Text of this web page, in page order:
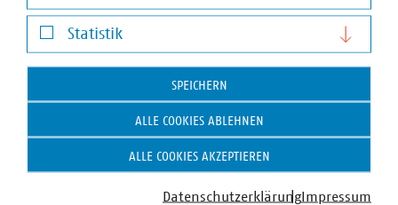
Wasser/Abwasser
+49 170 8580-226
luig(at)vku(dot)de
Darstellung von YouTube-Videos
Statistik
Statistik
SPEICHERN
ALLE COOKIES ABLEHNEN
ALLE COOKIES AKZEPTIEREN
DatenschutzerklärungImpressum